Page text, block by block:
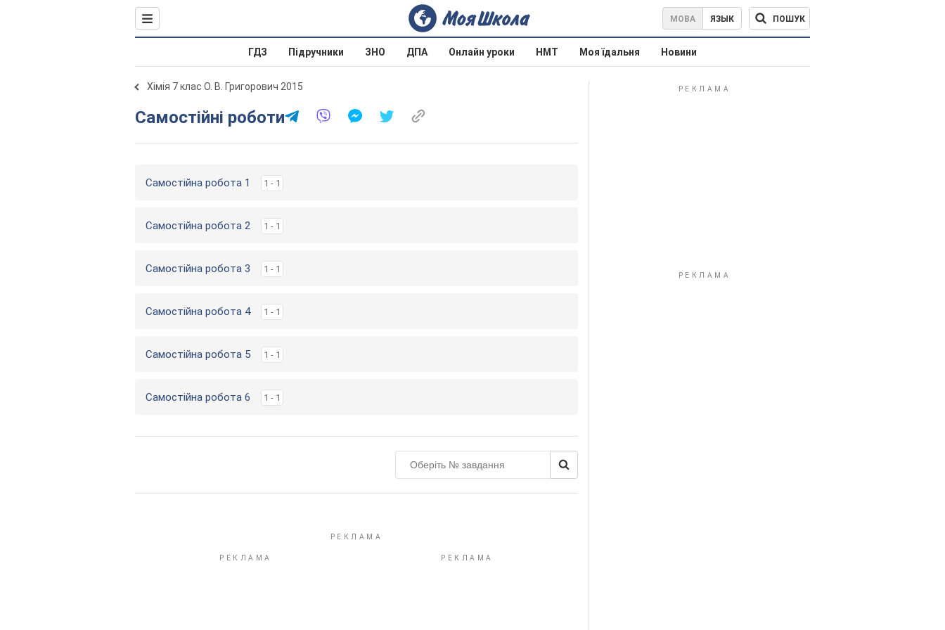
МОВА ЯЗЫК ПОШУК
ГДЗ Підручники ЗНО ДПА Онлайн уроки НМТ Моя їдальня Новини
Хімія 7 клас О. В. Григорович 2015
Самостійні роботи
Самостійна робота 1 1 - 1
Самостійна робота 2 1 - 1
Самостійна робота 3 1 - 1
Самостійна робота 4 1 - 1
Самостійна робота 5 1 - 1
Самостійна робота 6 1 - 1